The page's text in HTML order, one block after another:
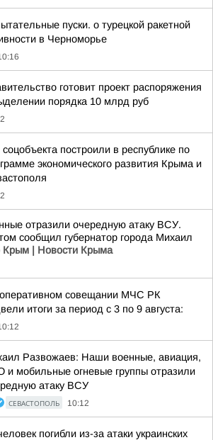
пуски. о турецкой ракетной
в Черноморье
готовит проект распоряжения
порядка 10 млрд руб
соцобъекта построили в республике по
экономического развития Крыма и
отразили очередную атаку ВСУ.
сообщил губернатор города Михаил
Крым | Новости Крыма
совещании МЧС РК
итоги за период с 3 по 9 августа:
Развожаев: Наши военные, авиация,
и мобильные огневые группы отразили
атаку ВСУ
СЕВАСТОПОЛЬ 10:12
погибли из-за атаки украинских